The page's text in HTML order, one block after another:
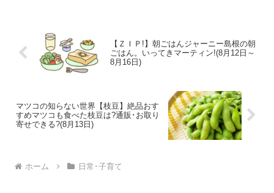
【ＺＩＰ!】朝ごはんジャーニー島根の朝
ごはん。いってきマーティン!(8月12日～
8月16日)
マツコの知らない世界【枝豆】絶品おす
すめマツコも食べた枝豆は?通販･お取り
寄せできる?(8月13日)
ホーム 日常･子育て